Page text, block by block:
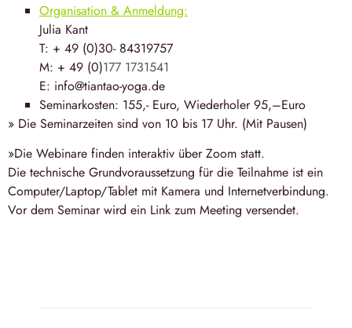
Organisation & Anmeldung:
Julia Kant
T: + 49 (0)30- 84319757
M: + 49 (0)177 1731541
E: info@tiantao-yoga.de
Seminarkosten: 155,- Euro, Wiederholer 95,–Euro
» Die Seminarzeiten sind von 10 bis 17 Uhr. (Mit Pausen)
»Die Webinare finden interaktiv über Zoom statt.
Die technische Grundvoraussetzung für die Teilnahme ist ein
Computer/Laptop/Tablet mit Kamera und Internetverbindung.
Vor dem Seminar wird ein Link zum Meeting versendet.